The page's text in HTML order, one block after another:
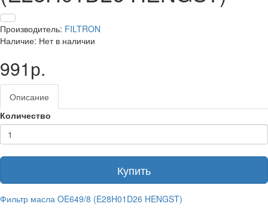
Производитель: FILTRON
Наличие: Нет в наличии
991р.
Описание
Количество
Купить
Фильтр масла OE649/8 (E28H01D26 HENGST)